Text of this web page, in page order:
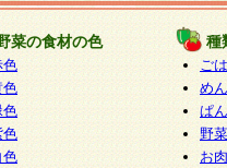
菜の食材の色
色
色
色
色
色
種
ご
めん
ぱん
野
お